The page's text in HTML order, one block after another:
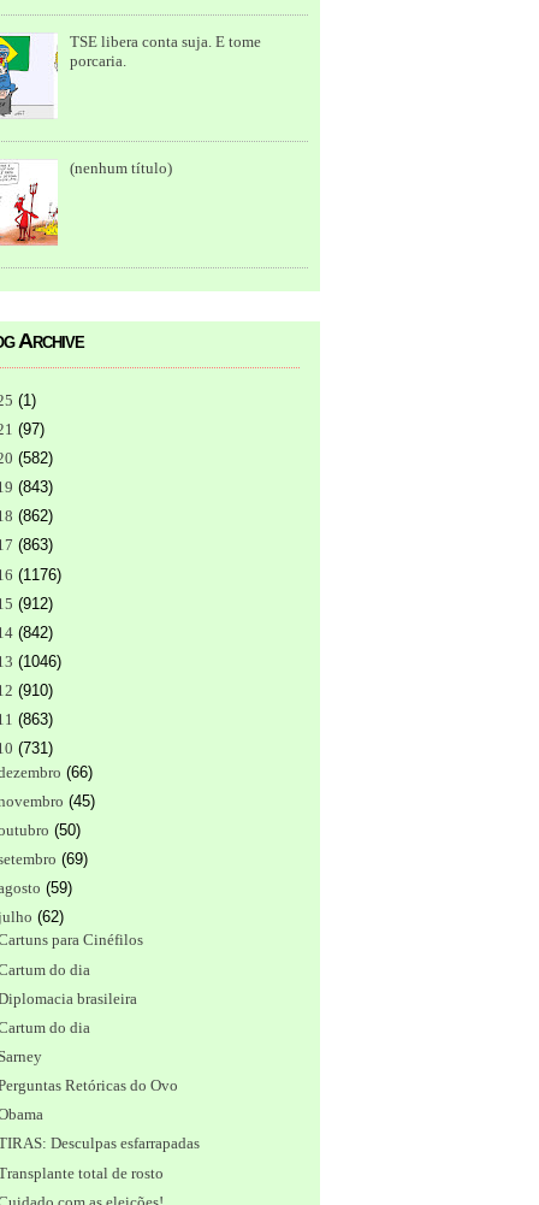
TSE libera conta suja. E tome
porcaria.
(nenhum título)
Archive
(1 )
(97)
(582)
(843)
(862)
(863)
(1176)
(912)
(842)
(1046)
(910)
(863)
(731)
(66)
(45)
(50)
(69)
(59)
(62)
para Cinéfilos
do dia
brasileira
do dia
Retóricas do Ovo
Desculpas esfarrapadas
total de rosto